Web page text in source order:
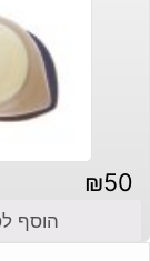
₪50
הוסף